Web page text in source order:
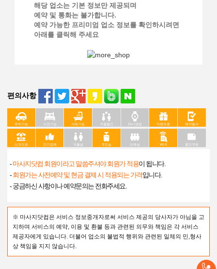
해당 업소는 기본 정보만 제공되며
예약 및 통화는 불가합니다.
예약 가능한 프리미엄 업소 정보를 확인하시려면
아래를 클릭해 주세요
편의사항
주차가능 수면가능 샤워가능 커플할인 24시영업 이벤트중 예약필수
신규오픈 인기업체 커플실 개인실 단체실 Wi-fi 할인쿠폰
-마사지닷컴 회원이라고 말씀주셔야 회원가 적용이 됩니다.
-회원가는 사전예약 및 현금 결제 시 적용되는 가격입니다.
- 궁금하신 사항이나 예약문의는 전화주세요.
※ 마사지닷컴은 서비스 정보중개자로써 서비스 제공의 당사자가 아님을 고
지하며 서비스의 예약, 이용 및 환불 등과 관련된 의무와 책임은 각 서비스
제공자에게 있습니다. 더불어 업소의 불법적 행위와 관련된 일체의 민,형사
상 책임을 지지 않습니다.